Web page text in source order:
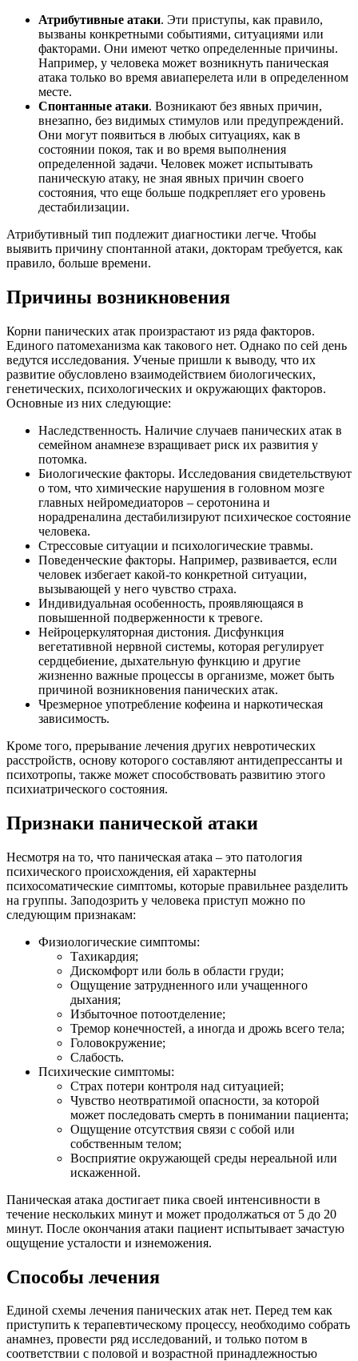
Атрибутивные атаки. Эти приступы, как правило,
вызваны конкретными событиями, ситуациями или
факторами. Они имеют четко определенные причины.
Например, у человека может возникнуть паническая
атака только во время авиаперелета или в определенном
месте.
Спонтанные атаки. Возникают без явных причин,
внезапно, без видимых стимулов или предупреждений.
Они могут появиться в любых ситуациях, как в
состоянии покоя, так и во время выполнения
определенной задачи. Человек может испытывать
паническую атаку, не зная явных причин своего
состояния, что еще больше подкрепляет его уровень
дестабилизации.
Атрибутивный тип подлежит диагностики легче. Чтобы
выявить причину спонтанной атаки, докторам требуется, как
правило, больше времени.
Причины возникновения
Корни панических атак произрастают из ряда факторов.
Единого патомеханизма как такового нет. Однако по сей день
ведутся исследования. Ученые пришли к выводу, что их
развитие обусловлено взаимодействием биологических,
генетических, психологических и окружающих факторов.
Основные из них следующие:
Наследственность. Наличие случаев панических атак в
семейном анамнезе взращивает риск их развития у
потомка.
Биологические факторы. Исследования свидетельствуют
о том, что химические нарушения в головном мозге
главных нейромедиаторов – серотонина и
норадреналина дестабилизируют психическое состояние
человека.
Стрессовые ситуации и психологические травмы.
Поведенческие факторы. Например, развивается, если
человек избегает какой-то конкретной ситуации,
вызывающей у него чувство страха.
Индивидуальная особенность, проявляющаяся в
повышенной подверженности к тревоге.
Нейроцеркуляторная дистония. Дисфункция
вегетативной нервной системы, которая регулирует
сердцебиение, дыхательную функцию и другие
жизненно важные процессы в организме, может быть
причиной возникновения панических атак.
Чрезмерное употребление кофеина и наркотическая
зависимость.
Кроме того, прерывание лечения других невротических
расстройств, основу которого составляют антидепрессанты и
психотропы, также может способствовать развитию этого
психиатрического состояния.
Признаки панической атаки
Несмотря на то, что паническая атака – это патология
психического происхождения, ей характерны
психосоматические симптомы, которые правильнее разделить
на группы. Заподозрить у человека приступ можно по
следующим признакам:
Физиологические симптомы:
Тахикардия;
Дискомфорт или боль в области груди;
Ощущение затрудненного или учащенного
дыхания;
Избыточное потоотделение;
Тремор конечностей, а иногда и дрожь всего тела;
Головокружение;
Слабость.
Психические симптомы:
Страх потери контроля над ситуацией;
Чувство неотвратимой опасности, за которой
может последовать смерть в понимании пациента;
Ощущение отсутствия связи с собой или
собственным телом;
Восприятие окружающей среды нереальной или
искаженной.
Паническая атака достигает пика своей интенсивности в
течение нескольких минут и может продолжаться от 5 до 20
минут. После окончания атаки пациент испытывает зачастую
ощущение усталости и изнеможения.
Способы лечения
Единой схемы лечения панических атак нет. Перед тем как
приступить к терапевтическому процессу, необходимо собрать
анамнез, провести ряд исследований, и только потом в
соответствии с половой и возрастной принадлежностью